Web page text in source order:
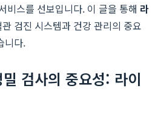
비스를 선보입니다. 이 글을 통해 라
검진 시스템과 건강 관리의 중요
니다.
검사의 중요성: 라이